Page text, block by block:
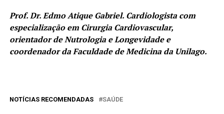
Prof. Dr. Edmo Atique Gabriel. Cardiologista com
especialização em Cirurgia Cardiovascular,
orientador de Nutrologia e Longevidade e
coordenador da Faculdade de Medicina da Unilago.
NOTÍCIAS RECOMENDADAS SAÚDE